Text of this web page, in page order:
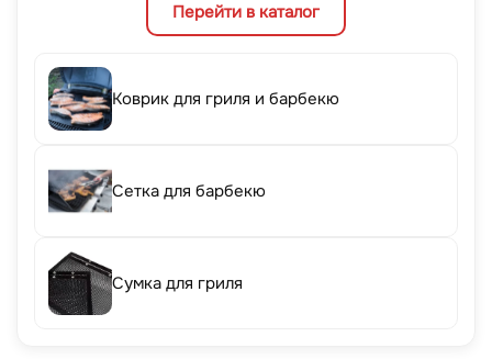
Перейти в каталог
Коврик для гриля и барбекю
Сетка для барбекю
Сумка для гриля